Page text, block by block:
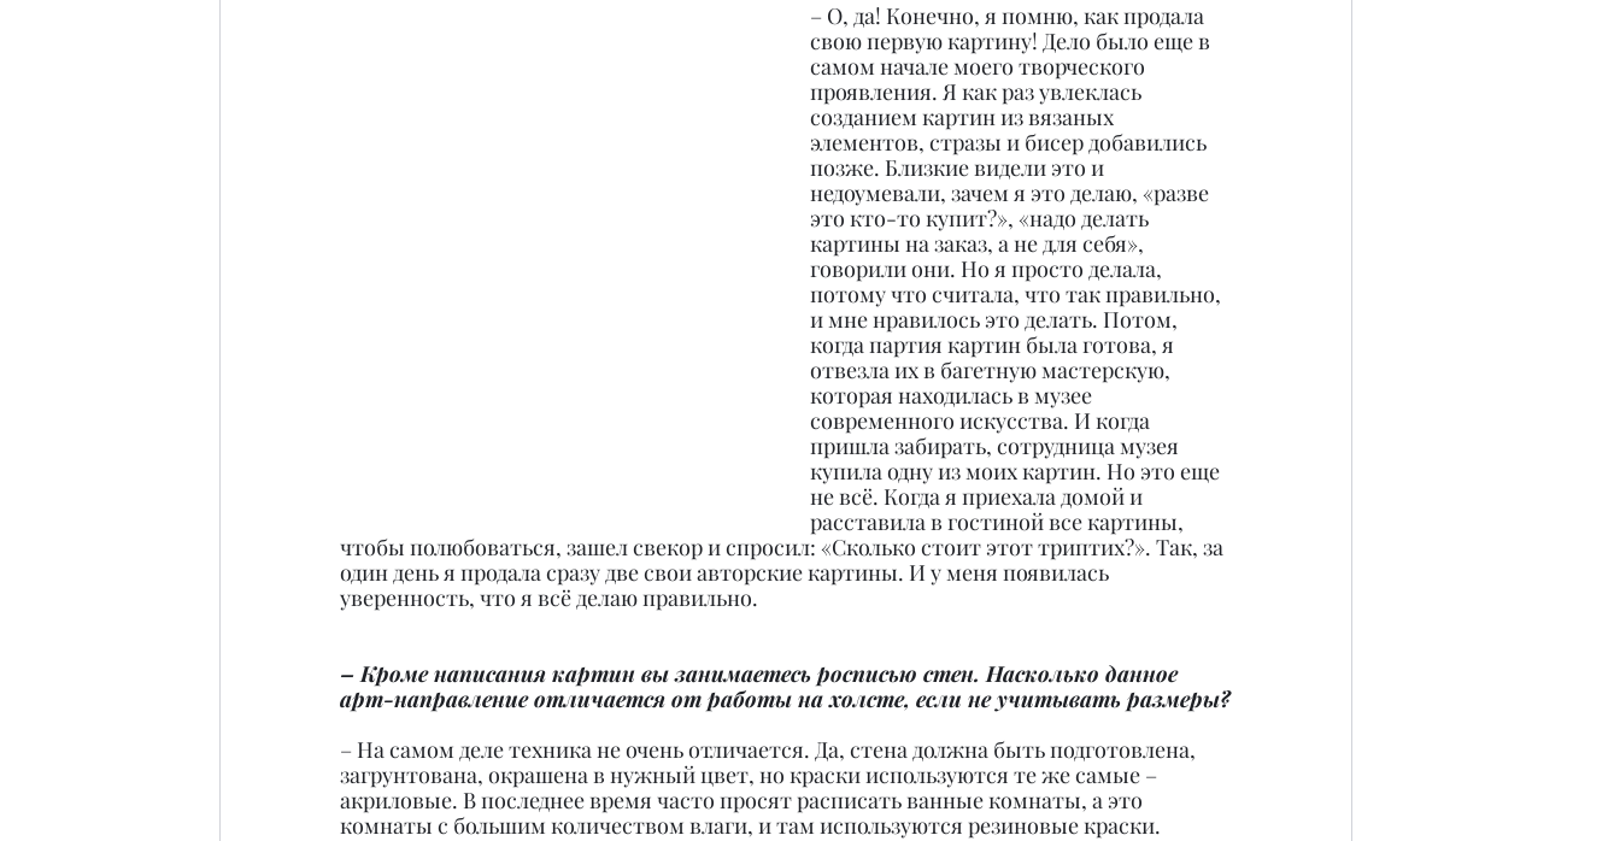
– О, да! Конечно, я помню, как продала
свою первую картину! Дело было еще в
самом начале моего творческого
проявления. Я как раз увлеклась
созданием картин из вязаных
элементов, стразы и бисер добавились
позже. Близкие видели это и
недоумевали, зачем я это делаю, «разве
это кто-то купит?», «надо делать
картины на заказ, а не для себя»,
говорили они. Но я просто делала,
потому что считала, что так правильно,
и мне нравилось это делать. Потом,
когда партия картин была готова, я
отвезла их в багетную мастерскую,
которая находилась в музее
современного искусства. И когда
пришла забирать, сотрудница музея
купила одну из моих картин. Но это еще
не всё. Когда я приехала домой и
расставила в гостиной все картины,
чтобы полюбоваться, зашел свекор и спросил: «Сколько стоит этот триптих?». Так, за
один день я продала сразу две свои авторские картины. И у меня появилась
уверенность, что я всё делаю правильно.
– Кроме написания картин вы занимаетесь росписью стен. Насколько данное
арт-направление отличается от работы на холсте, если не учитывать размеры?
– На самом деле техника не очень отличается. Да, стена должна быть подготовлена,
загрунтована, окрашена в нужный цвет, но краски используются те же самые –
акриловые. В последнее время часто просят расписать ванные комнаты, а это
комнаты с большим количеством влаги, и там используются резиновые краски.